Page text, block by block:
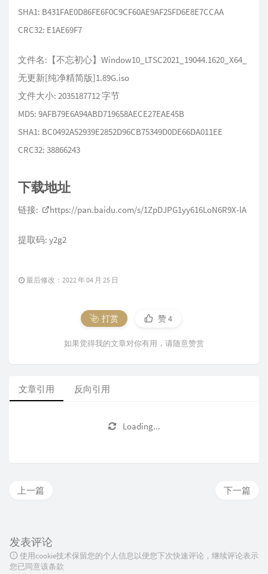
SHA1: B431FAE0D86FE6F0C9CF60AE9AF25FD6E8E7CCAA
CRC32: E1AE69F7
文件名:【不忘初心】Window10_LTSC2021_19044.1620_X64_
无更新[纯净精简版]1.89G.iso
文件大小: 2035187712 字节
MD5: 9AFB79E6A94ABD719658AECE27EAE45B
SHA1: BC0492A52939E2852D96CB75349D0DE66DA011EE
CRC32: 38866243
下载地址
链接: https://pan.baidu.com/s/1ZpDJPG1yy616LoN6R9X-lA
提取码: y2g2
最后修改：2022 年 04 月 25 日
打赏 赞4
如果觉得我的文章对你有用，请随意赞赏
文章引用 反向引用
Loading...
下一篇
上一篇
发表评论
使用cookie技术保留您的个人信息以便您下次快速评论，继续评论表示
您已同意该条款